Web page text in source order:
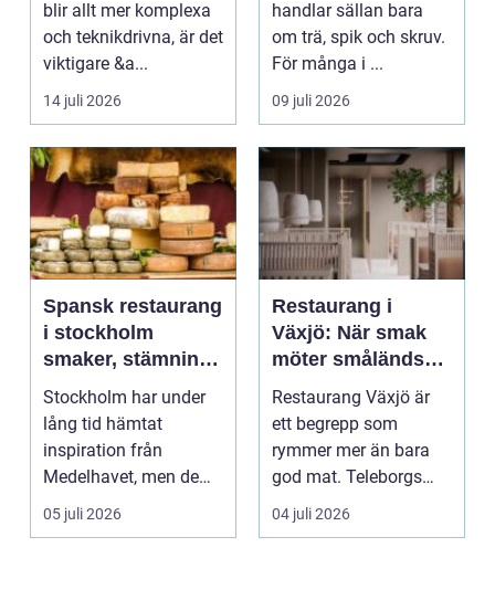
blir allt mer komplexa
och teknikdrivna, är det
viktigare &a...
14 juli 2026
handlar sällan bara
om trä, spik och skruv.
För många i ...
09 juli 2026
Spansk restaurang
i stockholm
smaker, stämning
och smarta val
Stockholm har under
lång tid hämtat
inspiration från
Medelhavet, men de
senaste åren har
spanska res...
05 juli 2026
Restaurang i
Växjö: När smak
möter småländsk
sjöutsikt
Restaurang Växjö är
ett begrepp som
rymmer mer än bara
god mat. Teleborgs
slott ...
04 juli 2026